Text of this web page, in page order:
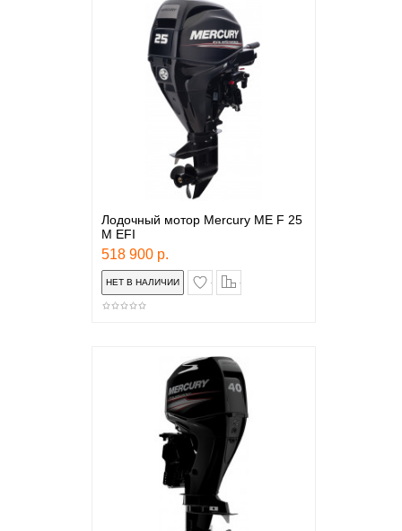
Лодочный мотор Mercury ME F 25
M EFI
518 900 р.
в закладки